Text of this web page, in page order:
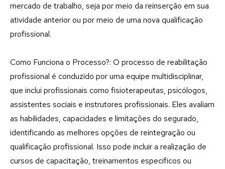
mercado de trabalho, seja por meio da reinserção em sua
atividade anterior ou por meio de uma nova qualificação
profissional.
Como Funciona o Processo?: O processo de reabilitação
profissional é conduzido por uma equipe multidisciplinar,
que inclui profissionais como fisioterapeutas, psicólogos,
assistentes sociais e instrutores profissionais. Eles avaliam
as habilidades, capacidades e limitações do segurado,
identificando as melhores opções de reintegração ou
qualificação profissional. Isso pode incluir a realização de
cursos de capacitação, treinamentos específicos ou